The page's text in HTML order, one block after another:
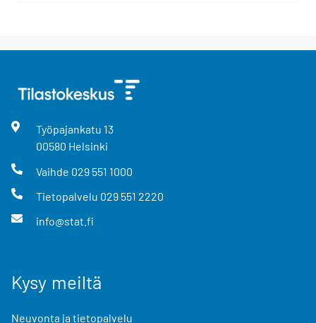
Työpajankatu 13
00580 Helsinki
Vaihde 029 551 1000
Tietopalvelu 029 551 2220
info@stat.fi
Kysy meiltä
Neuvonta ja tietopalvelu